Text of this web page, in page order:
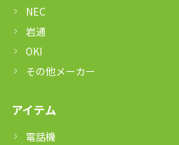
NEC
岩通
OKI
その他メーカー
アイテム
電話機